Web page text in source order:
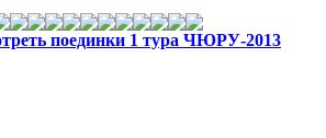
поединки 1 тура ЧЮРУ-2013